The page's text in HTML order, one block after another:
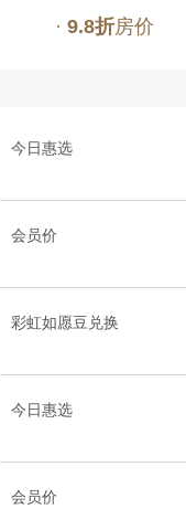
· 9.8折房价
今日惠选
会员价
彩虹如愿豆兑换
今日惠选
会员价